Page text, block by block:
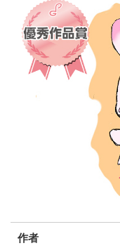
作者